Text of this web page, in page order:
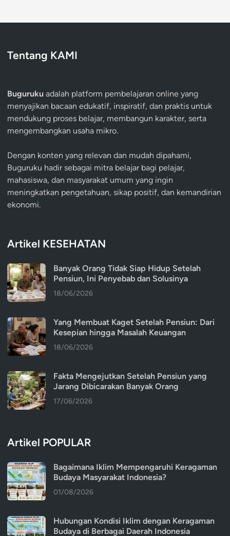
Tentang KAMI
Buguruku adalah platform pembelajaran online yang
menyajikan bacaan edukatif, inspiratif, dan praktis untuk
mendukung proses belajar, membangun karakter, serta
mengembangkan usaha mikro.
Dengan konten yang relevan dan mudah dipahami,
Buguruku hadir sebagai mitra belajar bagi pelajar,
mahasiswa, dan masyarakat umum yang ingin
meningkatkan pengetahuan, sikap positif, dan kemandirian
ekonomi.
Artikel KESEHATAN
Banyak Orang Tidak Siap Hidup Setelah
Pensiun, Ini Penyebab dan Solusinya
18/06/2026
Yang Membuat Kaget Setelah Pensiun: Dari
Kesepian hingga Masalah Keuangan
18/06/2026
Fakta Mengejutkan Setelah Pensiun yang
Jarang Dibicarakan Banyak Orang
17/06/2026
Artikel POPULAR
Bagaimana Iklim Mempengaruhi Keragaman
Budaya Masyarakat Indonesia?
01/08/2026
Hubungan Kondisi Iklim dengan Keragaman
Budaya di Berbagai Daerah Indonesia